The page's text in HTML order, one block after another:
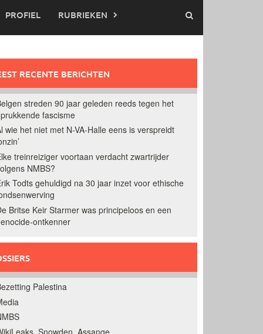
PROFIEL RUBRIEKEN
RECENTE BERICHTEN
streden 90 jaar geleden reeds tegen het
fascisme
wie het niet met N-VA-Halle eens is verspreidt
treinreiziger voortaan verdacht zwartrijder
NMBS?
Todts gehuldigd na 30 jaar inzet voor ethische
Britse Keir Starmer was principeloos en een
ontkenner
Palestina
Snowden, Assange